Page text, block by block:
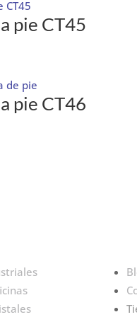
pie CT45
pie CT46